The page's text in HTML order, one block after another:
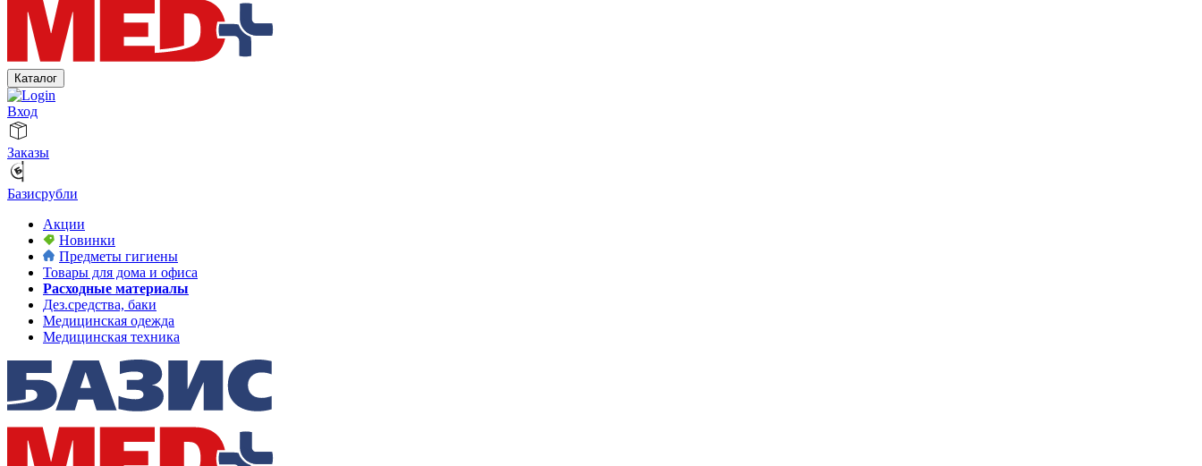
Каталог
Вход
Заказы
Базисрубли
Акции
Новинки
Предметы гигиены
Товары для дома и офиса
Расходные материалы
Дез.средства, баки
Медицинская одежда
Медицинская техника